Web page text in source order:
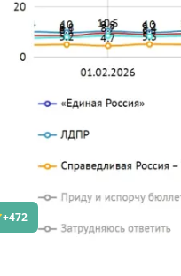
+472